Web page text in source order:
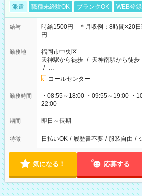
派遣 職種未経験OK ブランクOK WEB登
給与
時給1500円 ＊月収例：8時間×20日
円
勤務地
福岡市中央区
天神駅から徒歩 / 天神南駅から徒歩
/ …
コールセンター
勤務時間
・08:55～18:00 ・09:55～19:00 ・
22:00
期間 即日～長期
特徴 日払いOK / 履歴書不要 / 服装自由 /
気になる！ 応募する